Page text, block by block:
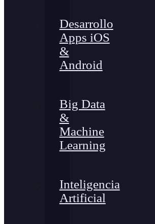
Desarrollo
Apps iOS
&
Android
Big Data
&
Machine
Learning
Inteligencia
Artificial